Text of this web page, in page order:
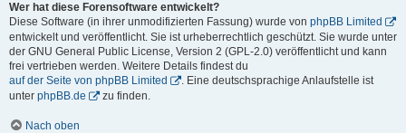
Wer hat diese Forensoftware entwickelt?
Diese Software (in ihrer unmodifizierten Fassung) wurde von phpBB Limited
entwickelt und veröffentlicht. Sie ist urheberrechtlich geschützt. Sie wurde unter
der GNU General Public License, Version 2 (GPL-2.0) veröffentlicht und kann
frei vertrieben werden. Weitere Details findest du
auf der Seite von phpBB Limited
. Eine deutschsprachige Anlaufstelle ist
unter phpBB.de zu finden.
Nach oben